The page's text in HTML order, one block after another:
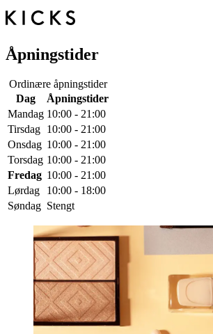
Åpningstider
Ordinære åpningstider
Dag
Åpningstider
Mandag 10:00 - 21:00
Tirsdag 10:00 - 21:00
Onsdag 10:00 - 21:00
Torsdag 10:00 - 21:00
Fredag 10:00 - 21:00
Lørdag
10:00 - 18:00
Søndag Stengt